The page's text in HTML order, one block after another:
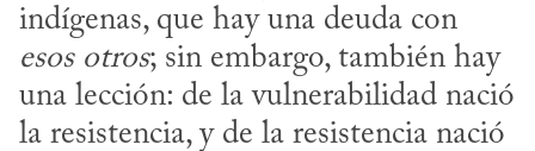
esos otros; sin embargo, también hay
una lección: de la vulnerabilidad nació
la resistencia, y de la resistencia nació